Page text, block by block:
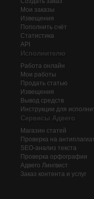
Мои заказы
Извещения
Пополнить счёт
Статистика
API
Исполнителю
Работа онлайн
Мои работы
Продать статью
Извещения
Вывод средств
Инструкции для
Сервисы Адвего
Магазин статей
Проверка на
SEO-анализ текста
Проверка орфографии
Адвего Лингвист
Заказ контента и услуг